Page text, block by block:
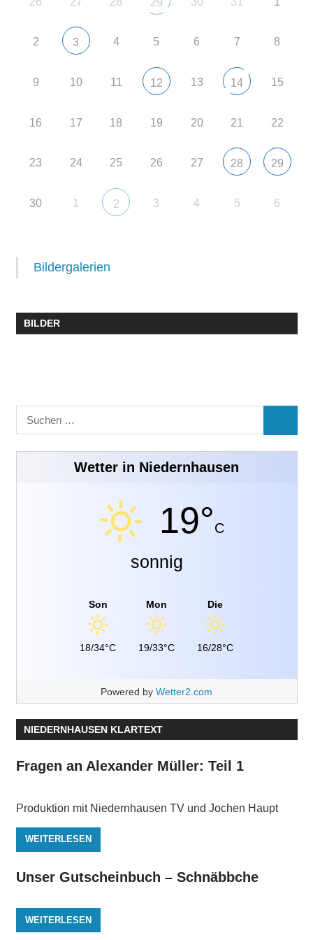
2 3 4 5 6 7 8
9 10 11 12 13 14 15
16 17 18 19 20 21 22
23 24 25 26 27 28 29
30 1 2 3 4 5 6
Bildergalerien
BILDER
Suchen
nach:
Wetter in Niedernhausen
19°C
sonnig
Son
18/34°C
Mon
19/33°C
Die
16/28°C
Powered by Wetter2.com
NIEDERNHAUSEN KLARTEXT
Fragen an Alexander Müller: Teil 1
Produktion mit Niedernhausen TV und Jochen Haupt
WEITERLESEN
Unser Gutscheinbuch – Schnäbbche
WEITERLESEN